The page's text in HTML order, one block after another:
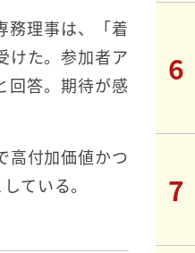
務理事は、「着
けた。参加者ア
回答。期待が感
高付加価値かつ
ている。